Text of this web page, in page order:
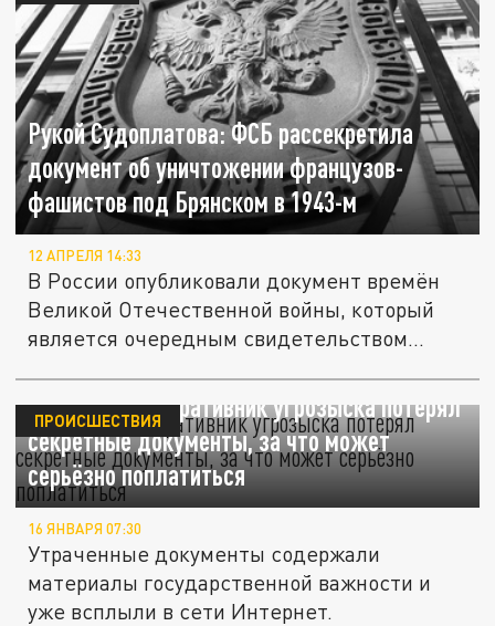
Рукой Судоплатова: ФСБ рассекретила
документ об уничтожении французов-
фашистов под Брянском в 1943-м
12 АПРЕЛЯ 14:33
В России опубликовали документ времён
Великой Отечественной войны, который
является очередным свидетельством...
Ростовский оперативник угрозыска потерял
секретные документы, за что может
серьёзно поплатиться
ПРОИСШЕСТВИЯ
16 ЯНВАРЯ 07:30
Утраченные документы содержали
материалы государственной важности и
уже всплыли в сети Интернет.